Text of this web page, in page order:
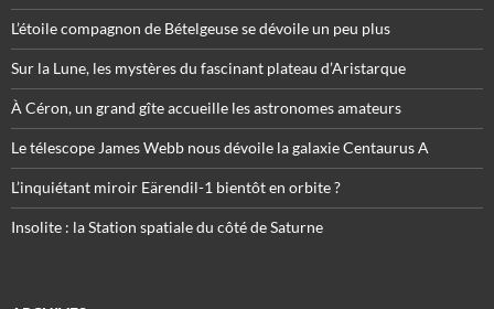
L’étoile compagnon de Bételgeuse se dévoile un peu plus
Sur la Lune, les mystères du fascinant plateau d’Aristarque
À Céron, un grand gîte accueille les astronomes amateurs
Le télescope James Webb nous dévoile la galaxie Centaurus A
L’inquiétant miroir Eärendil-1 bientôt en orbite ?
Insolite : la Station spatiale du côté de Saturne